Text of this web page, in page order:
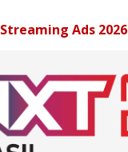
Streaming Ads 2026